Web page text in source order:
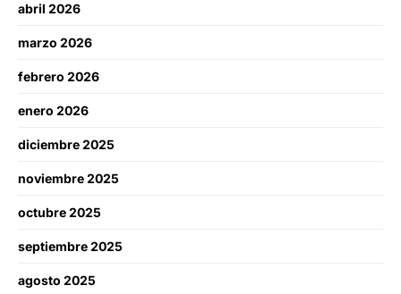
abril 2026
marzo 2026
febrero 2026
enero 2026
diciembre 2025
noviembre 2025
octubre 2025
septiembre 2025
agosto 2025